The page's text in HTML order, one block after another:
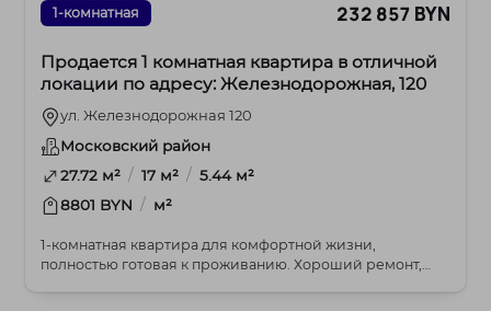
1-комнатная 232 857 BYN
Продается 1 комнатная квартира в отличной
локации по адресу: Железнодорожная, 120
ул. Железнодорожная 120
Московский район
27.72 м² / 17 м² / 5.44 м²
8801 BYN / м²
1-комнатная квартира для комфортной жизни,
полностью готовая к проживанию. Хороший ремонт,